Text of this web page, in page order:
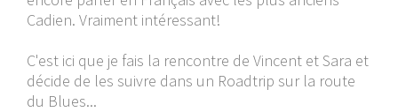
Cadien. Vraiment intéressant!
C'est ici que je fais la rencontre de Vincent et Sara et
décide de les suivre dans un Roadtrip sur la route
du Blues...